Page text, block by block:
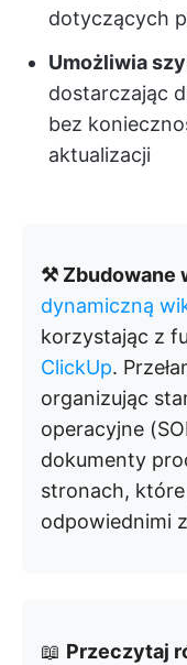
dotyczących
Umożliwia
dostarczając
bez
aktualizacji
⚒️ Zbudowane
dynamiczną
korzystając z
ClickUp.
organizując
operacyjne
dokumenty
stronach, które
odpowiednimi
📖 Przeczytaj